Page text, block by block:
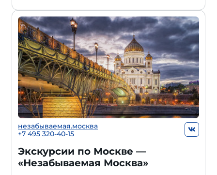
незабываемая.москва
+7 495 320-40-15
Экскурсии по Москве —
«Незабываемая Москва»